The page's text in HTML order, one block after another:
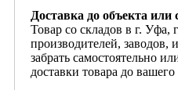
Доставка до объекта или
Товар со складов в г. Уфа,
производителей, заводов,
забрать самостоятельно
доставки товара до вашего